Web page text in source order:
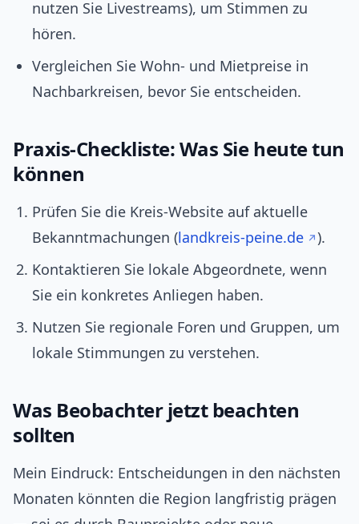
nutzen Sie Livestreams), um Stimmen zu
hören.
Vergleichen Sie Wohn- und Mietpreise in
Nachbarkreisen, bevor Sie entscheiden.
Praxis-Checkliste: Was Sie heute tun
können
Prüfen Sie die Kreis-Website auf aktuelle
Bekanntmachungen (landkreis-peine.de
).
Kontaktieren Sie lokale Abgeordnete, wenn
Sie ein konkretes Anliegen haben.
Nutzen Sie regionale Foren und Gruppen, um
lokale Stimmungen zu verstehen.
Was Beobachter jetzt beachten
sollten
Mein Eindruck: Entscheidungen in den nächsten
Monaten könnten die Region langfristig prägen